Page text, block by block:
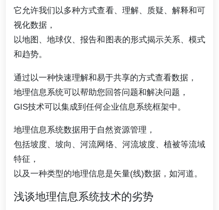
它允许我们以多种方式查看、理解、质疑、解释和可
视化数据，
以地图、地球仪、报告和图表的形式揭示关系、模式
和趋势。
通过以一种快速理解和易于共享的方式查看数据，
地理信息系统可以帮助您回答问题和解决问题，
GIS技术可以集成到任何企业信息系统框架中。
地理信息系统数据用于自然资源管理，
包括坡度、坡向、河流网络、河流坡度、植被等流域
特征，
以及一种类型的地理信息是矢量(线)数据，如河道。
浅谈地理信息系统技术的劣势